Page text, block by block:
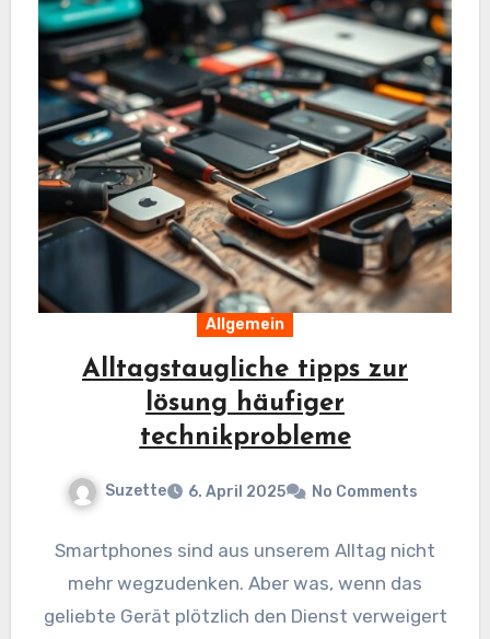
Allgemein
Alltagstaugliche tipps zur
lösung häufiger
technikprobleme
Suzette 6. April 2025 No Comments
Smartphones sind aus unserem Alltag nicht
mehr wegzudenken. Aber was, wenn das
geliebte Gerät plötzlich den Dienst verweigert